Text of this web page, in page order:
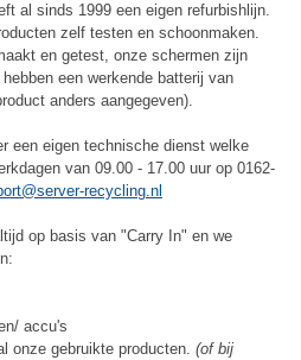
al sinds 1999 een eigen refurbishlijn.
zelf testen en schoonmaken.
en getest, onze schermen zijn
een werkende batterij van
anders aangegeven).
een eigen technische dienst welke
van 09.00 - 17.00 uur op 0162-
recycling.nl
op basis van "Carry In" en we
accu's
onze gebruikte producten. (of bij